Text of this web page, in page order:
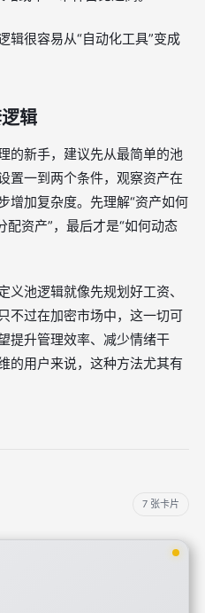
辑很容易从“自动化工具”变成
辑
的新手，建议先从最简单的池
置一到两个条件，观察资产在
增加复杂度。先理解“资产如何
配资产”，最后才是“如何动态
池逻辑就像先规划好工资、
不过在加密市场中，这一切可
提升管理效率、减少情绪干
的用户来说，这种方法尤其有
7 张卡片